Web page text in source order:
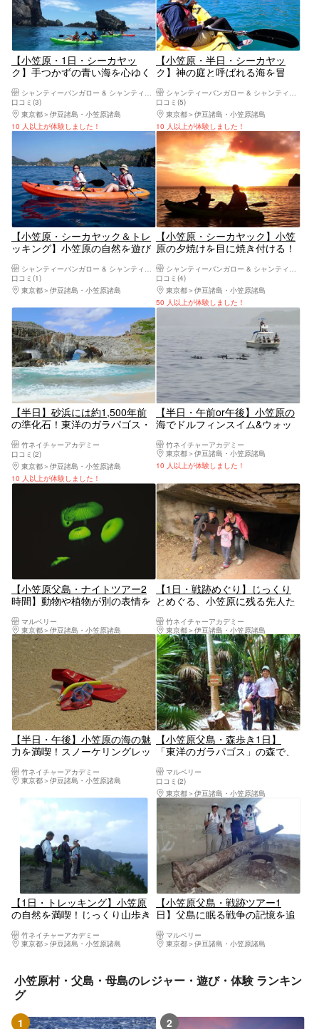
【小笠原・1日・シーカヤッ
ク】手つかずの青い海を心ゆく
ラン
口コミ(3)
東京都
伊豆諸島・小笠原諸島
10 人以上が体験しました！
【小笠原・半日・シーカヤッ
ク】神の庭と呼ばれる海を冒
口コミ(5)
東京都
伊豆諸島・小笠原諸島
10 人以上が体験しました！
【小笠原・シーカヤック＆トレ
ッキング】小笠原の自然を遊び
グルトレッキング
シャンティーバンガロー & シャンティーボビーズ
口コミ(1)
東京都
伊豆諸島・小笠原諸島
【小笠原・シーカヤック】小笠
原の夕焼けを目に焼き付ける！
シャンティーバンガロー & シャンティーボビーズ
口コミ(4)
東京都
伊豆諸島・小笠原諸島
50 人以上が体験しました！
【半日】砂浜には約1,500年前
の準化石！東洋のガラパゴス・
竹ネイチャーアカデミー
口コミ(2)
東京都
伊豆諸島・小笠原諸島
10 人以上が体験しました！
【半日・午前or午後】小笠原の
海でドルフィンスイム&ウォッ
竹ネイチャーアカデミー
東京都
伊豆諸島・小笠原諸島
10 人以上が体験しました！
【小笠原父島・ナイトツアー2
時間】動物や植物が別の表情を
ーを楽しもう！
マルベリー
東京都
伊豆諸島・小笠原諸島
【1日・戦跡めぐり】じっくり
とめぐる、小笠原に残る先人た
竹ネイチャーアカデミー
東京都
伊豆諸島・小笠原諸島
【半日・午後】小笠原の海の魅
力を満喫！スノーケリングレッ
竹ネイチャーアカデミー
東京都
伊豆諸島・小笠原諸島
【小笠原父島・森歩き1日】
「東洋のガラパゴス」の森で、
マルベリー
口コミ(2)
東京都
伊豆諸島・小笠原諸島
【1日・トレッキング】小笠原
の自然を満喫！じっくり山歩き
竹ネイチャーアカデミー
東京都
伊豆諸島・小笠原諸島
【小笠原父島・戦跡ツアー1
日】父島に眠る戦争の記憶を追
アーマルベリー
東京都
伊豆諸島・小笠原諸島
小笠原村・父島・母島のレジャー・遊び・体験 ランキン
グ
1 2